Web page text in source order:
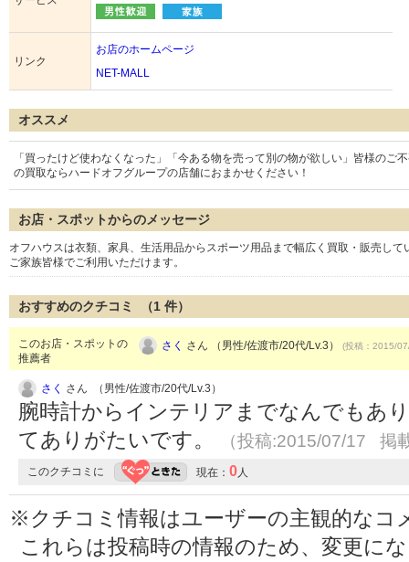
リンク
お店のホームページ
NET-MALL
オススメ
「買ったけど使わなくなった」「今ある物を売って別の物が欲しい」皆様のご
の買取ならハードオフグループの店舗におまかせください！
お店・スポットからのメッセージ
オフハウスは衣類、家具、生活用品からスポーツ用品まで幅広く買取・販売し
ご家族皆様でご利用いただけます。
おすすめのクチコミ （1 件）
このお店・スポットの
推薦者
さく さん （男性/佐渡市/20代/Lv.3） (投稿：2015/
さく さん （男性/佐渡市/20代/Lv.3）
腕時計からインテリアまでなんでもあ
てありがたいです。
（投稿:2015/07/17 掲
このクチコミに 現在： 0人
※クチコミ情報はユーザーの主観的なコ
これらは投稿時の情報のため、変更に